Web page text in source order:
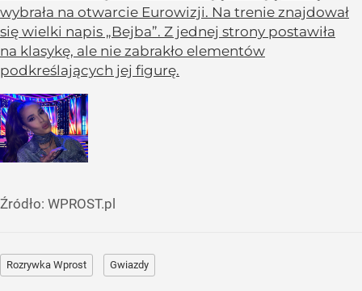
wybrała na otwarcie Eurowizji. Na trenie znajdował
się wielki napis „Bejba”. Z jednej strony postawiła
na klasykę, ale nie zabrakło elementów
podkreślających jej figurę.
Źródło: WPROST.pl
Rozrywka Wprost Gwiazdy